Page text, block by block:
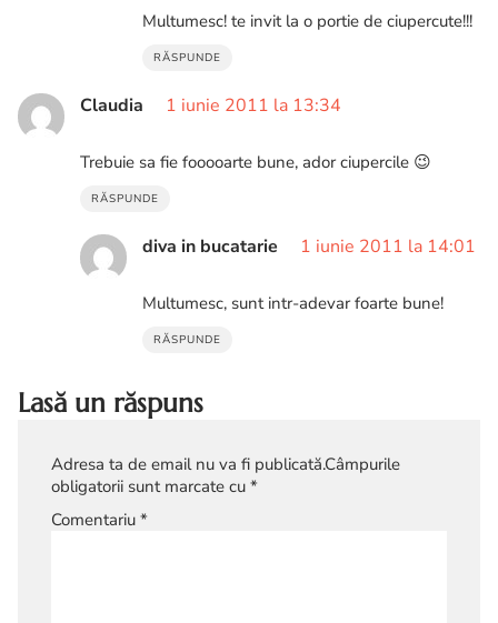
Multumesc! te invit la o portie de ciupercute!!!
RĂSPUNDE
Claudia 1 iunie 2011 la 13:34
Trebuie sa fie fooooarte bune, ador ciupercile 😉
RĂSPUNDE
diva in bucatarie 1 iunie 2011 la 14:01
Multumesc, sunt intr-adevar foarte bune!
RĂSPUNDE
Lasă un răspuns
Adresa ta de email nu va fi publicată.Câmpurile
obligatorii sunt marcate cu *
Comentariu *